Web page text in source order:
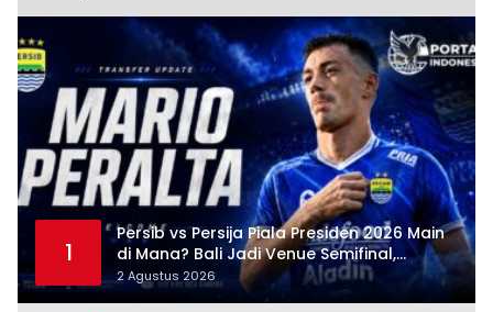
1
Persib vs Persija Piala Presiden 2026 Main
di Mana? Bali Jadi Venue Semifinal,
Ritmenya Beda
2 Agustus 2026